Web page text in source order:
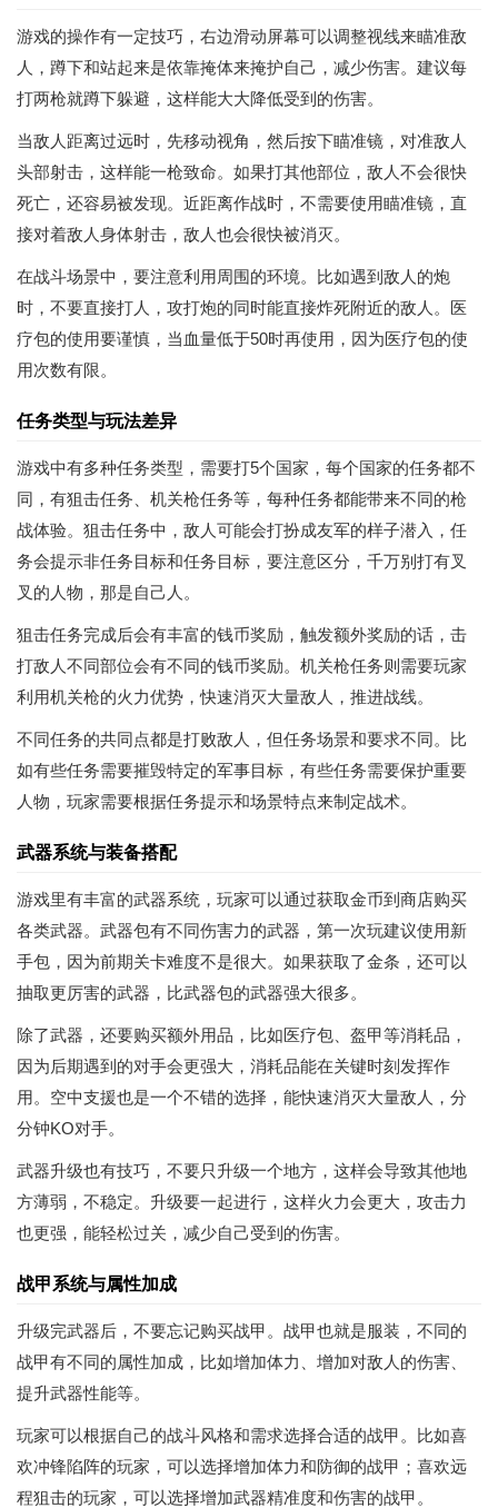
游戏的操作有一定技巧，右边滑动屏幕可以调整视线来瞄准敌
人，蹲下和站起来是依靠掩体来掩护自己，减少伤害。建议每
打两枪就蹲下躲避，这样能大大降低受到的伤害。
当敌人距离过远时，先移动视角，然后按下瞄准镜，对准敌人
头部射击，这样能一枪致命。如果打其他部位，敌人不会很快
死亡，还容易被发现。近距离作战时，不需要使用瞄准镜，直
接对着敌人身体射击，敌人也会很快被消灭。
在战斗场景中，要注意利用周围的环境。比如遇到敌人的炮
时，不要直接打人，攻打炮的同时能直接炸死附近的敌人。医
疗包的使用要谨慎，当血量低于50时再使用，因为医疗包的使
用次数有限。
任务类型与玩法差异
游戏中有多种任务类型，需要打5个国家，每个国家的任务都不
同，有狙击任务、机关枪任务等，每种任务都能带来不同的枪
战体验。狙击任务中，敌人可能会打扮成友军的样子潜入，任
务会提示非任务目标和任务目标，要注意区分，千万别打有叉
叉的人物，那是自己人。
狙击任务完成后会有丰富的钱币奖励，触发额外奖励的话，击
打敌人不同部位会有不同的钱币奖励。机关枪任务则需要玩家
利用机关枪的火力优势，快速消灭大量敌人，推进战线。
不同任务的共同点都是打败敌人，但任务场景和要求不同。比
如有些任务需要摧毁特定的军事目标，有些任务需要保护重要
人物，玩家需要根据任务提示和场景特点来制定战术。
武器系统与装备搭配
游戏里有丰富的武器系统，玩家可以通过获取金币到商店购买
各类武器。武器包有不同伤害力的武器，第一次玩建议使用新
手包，因为前期关卡难度不是很大。如果获取了金条，还可以
抽取更厉害的武器，比武器包的武器强大很多。
除了武器，还要购买额外用品，比如医疗包、盔甲等消耗品，
因为后期遇到的对手会更强大，消耗品能在关键时刻发挥作
用。空中支援也是一个不错的选择，能快速消灭大量敌人，分
分钟KO对手。
武器升级也有技巧，不要只升级一个地方，这样会导致其他地
方薄弱，不稳定。升级要一起进行，这样火力会更大，攻击力
也更强，能轻松过关，减少自己受到的伤害。
战甲系统与属性加成
升级完武器后，不要忘记购买战甲。战甲也就是服装，不同的
战甲有不同的属性加成，比如增加体力、增加对敌人的伤害、
提升武器性能等。
玩家可以根据自己的战斗风格和需求选择合适的战甲。比如喜
欢冲锋陷阵的玩家，可以选择增加体力和防御的战甲；喜欢远
程狙击的玩家，可以选择增加武器精准度和伤害的战甲。